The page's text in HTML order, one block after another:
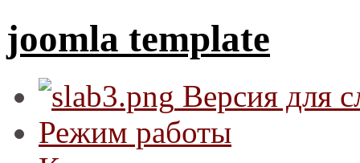
joomla template
Версия для
Режим работы